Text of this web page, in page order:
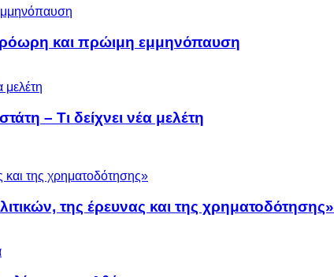
και πρώιμη εμμηνόπαυση
– Τι δείχνει νέα μελέτη
της έρευνας και της χρηματοδότησης»